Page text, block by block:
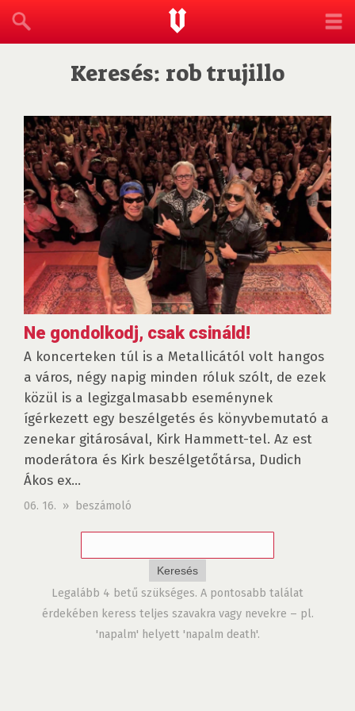
Keresés: rob trujillo
Ne gondolkodj, csak csináld!
A koncerteken túl is a Metallicától volt hangos
a város, négy napig minden róluk szólt, de ezek
közül is a legizgalmasabb eseménynek
ígérkezett egy beszélgetés és könyvbemutató a
zenekar gitárosával, Kirk Hammett-tel. Az est
moderátora és Kirk beszélgetőtársa, Dudich
Ákos ex...
06. 16. » beszámoló
Legalább 4 betű szükséges. A pontosabb találat
érdekében keress teljes szavakra vagy nevekre – pl.
'napalm' helyett 'napalm death'.